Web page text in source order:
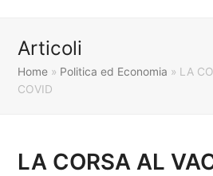
Articoli
Home » Politica ed Economia » LA
COVID
LA CORSA AL